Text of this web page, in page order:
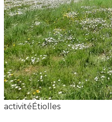
activitéÉtiolles